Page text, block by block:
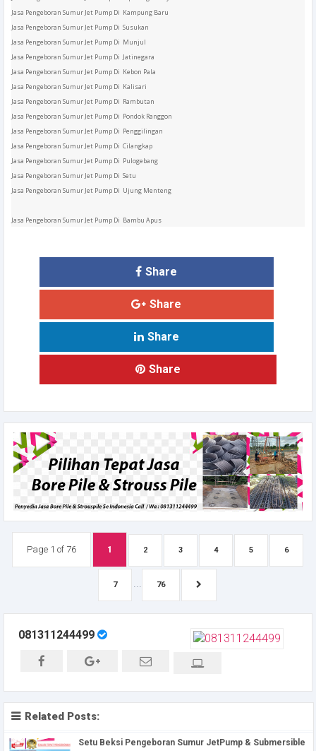
Jasa Pengeboran Sumur Jet Pump Di Kampung Baru
Jasa Pengeboran Sumur Jet Pump Di Susukan
Jasa Pengeboran Sumur Jet Pump Di Munjul
Jasa Pengeboran Sumur Jet Pump Di Jatinegara
Jasa Pengeboran Sumur Jet Pump Di Kebon Pala
Jasa Pengeboran Sumur Jet Pump Di Kalisari
Jasa Pengeboran Sumur Jet Pump Di Rambutan
Jasa Pengeboran Sumur Jet Pump Di Pondok Ranggon
Jasa Pengeboran Sumur Jet Pump Di Penggilingan
Jasa Pengeboran Sumur Jet Pump Di Cilangkap
Jasa Pengeboran Sumur Jet Pump Di Pulogebang
Jasa Pengeboran Sumur Jet Pump Di Setu
Jasa Pengeboran Sumur Jet Pump Di Ujung Menteng
Jasa Pengeboran Sumur Jet Pump Di Bambu Apus
Share
Share
Share
Share
Page 1 of 76 1 2 3 4 5 6
7 76
081311244499
Related Posts:
Setu Beksi Pengeboran Sumur JetPump & Submersible